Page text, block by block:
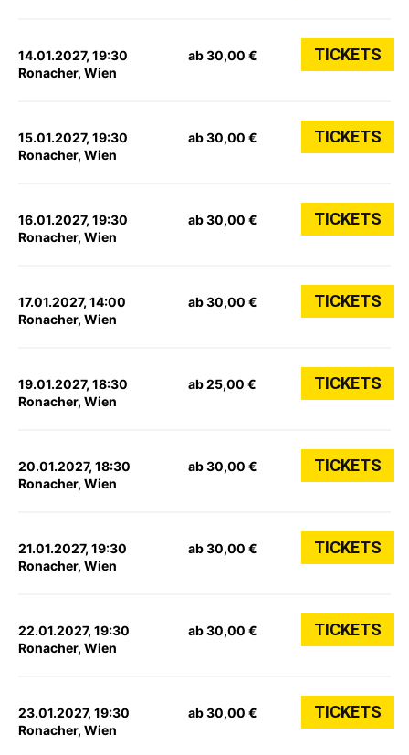
14.01.2027, 19:30
Ronacher, Wien
ab 30,00 € TICKETS
15.01.2027, 19:30
Ronacher, Wien
ab 30,00 € TICKETS
16.01.2027, 19:30
Ronacher, Wien
ab 30,00 € TICKETS
17.01.2027, 14:00
Ronacher, Wien
ab 30,00 € TICKETS
19.01.2027, 18:30
Ronacher, Wien
ab 25,00 € TICKETS
20.01.2027, 18:30
Ronacher, Wien
ab 30,00 € TICKETS
21.01.2027, 19:30
Ronacher, Wien
ab 30,00 € TICKETS
22.01.2027, 19:30
Ronacher, Wien
ab 30,00 € TICKETS
23.01.2027, 19:30
Ronacher, Wien
ab 30,00 € TICKETS